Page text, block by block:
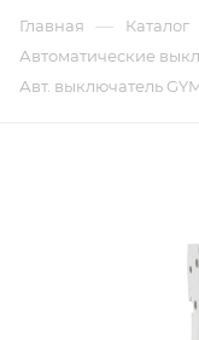
Главная — Каталог
Автоматические
Авт. выключатель